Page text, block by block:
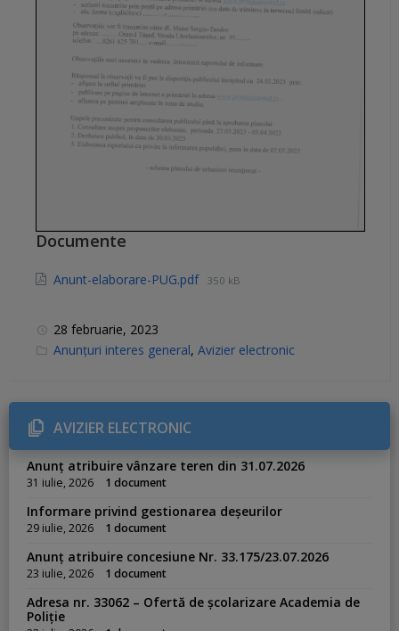
Documente
Anunt-elaborare-PUG.pdf 350 kB
28 februarie, 2023
C
r
i
e
s
Anunțuri interes general, Avizier electronic
AVIZIER ELECTRONIC
Anunț atribuire vânzare teren din 31.07.2026
31 iulie, 2026 1 document
Informare privind gestionarea deșeurilor
29 iulie, 2026 1 document
Anunț atribuire concesiune Nr. 33.175/23.07.2026
23 iulie, 2026 1 document
Adresa nr. 33062 – Ofertă de școlarizare Academia de
Poliție